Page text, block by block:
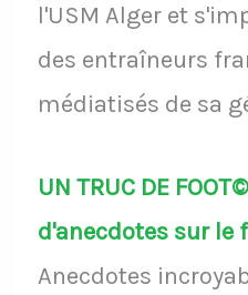
l'USM Alger et
des entraîneurs
médiatisés de sa
UN TRUC DE
d'anecdotes sur le
Anecdotes